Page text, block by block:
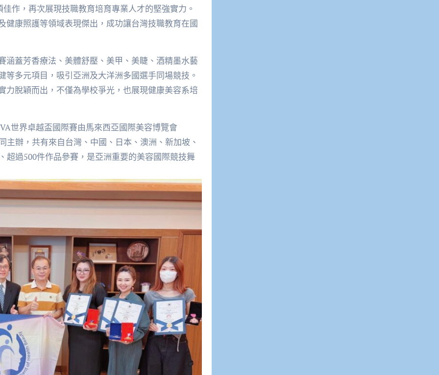
作，再次展現技職教育培育專業人才的堅強實力。
健康照護等領域表現傑出，成功讓台灣技職教育在國
涵蓋芳香療法、美體舒壓、美甲、美睫、酒精墨水藝
多元項目，吸引亞洲及大洋洲多國選手同場競技。
力脫穎而出，不僅為學校爭光，也展現健康美容系培
世界卓越盃國際賽由馬來西亞國際美容博覽會
辦，共有來自台灣、中國、日本、澳洲、新加坡、
超過500件作品參賽，是亞洲重要的美容國際競技舞